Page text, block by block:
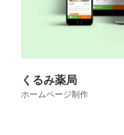
くるみ薬局
ホームページ制作